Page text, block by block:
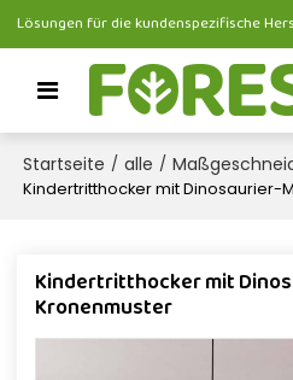
Lösungen für die kundenspezifische
Startseite / alle /
Kindertritthocker mit Dinosaurier-
Kindertritthocker mit
Kronenmuster